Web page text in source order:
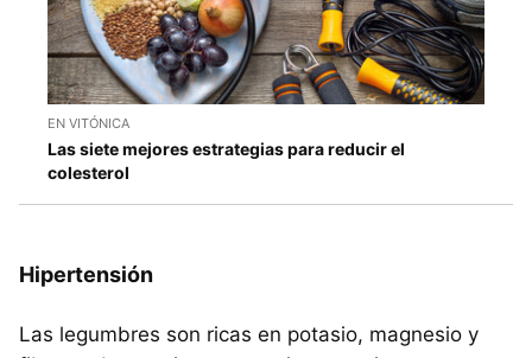
EN VITÓNICA
Las siete mejores estrategias para reducir el
colesterol
Hipertensión
Las legumbres son ricas en potasio, magnesio y